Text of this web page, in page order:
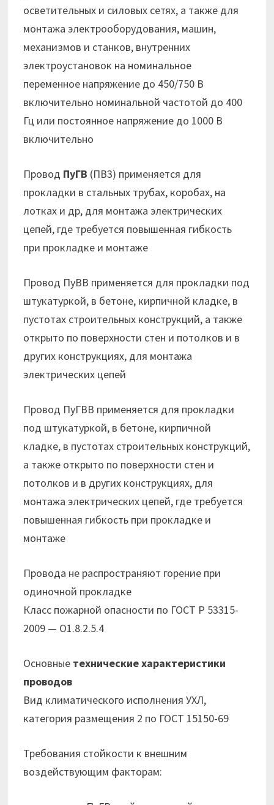
осветительных и силовых сетях, а также для
монтажа электрооборудования, машин,
механизмов и станков, внутренних
электроустановок на номинальное
переменное напряжение до 450/750 В
включительно номинальной частотой до 400
Гц или постоянное напряжение до 1000 В
включительно
Провод ПуГВ (ПВ3) применяется для
прокладки в стальных трубах, коробах, на
лотках и др, для монтажа электрических
цепей, где требуется повышенная гибкость
при прокладке и монтаже
Провод ПуВВ применяется для прокладки под
штукатуркой, в бетоне, кирпичной кладке, в
пустотах строительных конструкций, а также
открыто по поверхно­сти стен и потолков и в
других конструкциях, для монтажа
электрических цепей
Провод ПуГВВ применяется для прокладки
под штукатуркой, в бетоне, кирпичной
кладке, в пустотах строительных конструкций,
а также открыто по поверхно­сти стен и
потолков и в других конструкциях, для
монтажа электрических цепей, где требуется
повышенная гибкость при прокладке и
монтаже
Провода не распространяют горение при
одиночной прокладке
Класс пожарной опасности по ГОСТ Р 53315-
2009 — О1.8.2.5.4
Основные технические характеристики
проводов
Вид климатического исполнения УХЛ,
категория размещения 2 по ГОСТ 15150-69
Требования стойкости к внешним
воздействующим факторам: